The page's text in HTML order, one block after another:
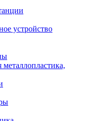
устройство